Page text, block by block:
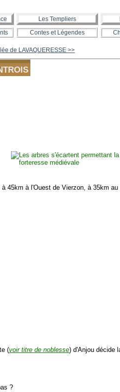
Les Templiers
Contes et Légendes
de LAVAQUERESSE >>
45km à l'Ouest de Vierzon, à 35km
(voir titre de noblesse) d'Anjou décide
?